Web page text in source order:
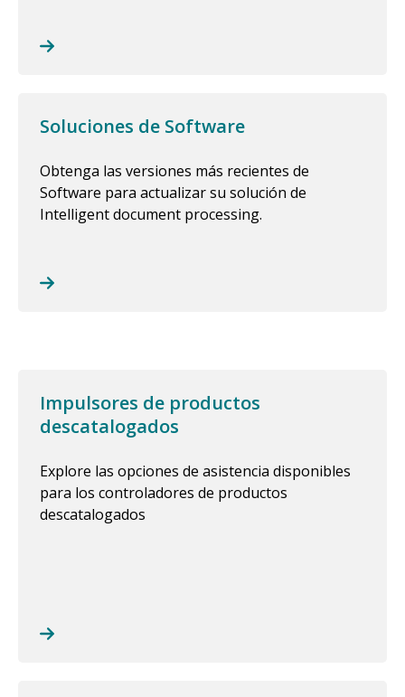
Soluciones de Software
Obtenga las versiones más recientes de
Software para actualizar su solución de
Intelligent document processing.
Impulsores de productos
descatalogados
Explore las opciones de asistencia disponibles
para los controladores de productos
descatalogados